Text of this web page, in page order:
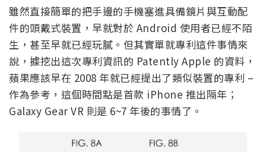
雖然直接簡單的把手邊的手機塞進具備鏡片與互動配
件的頭戴式裝置，早就對於 Android 使用者已經不陌
生，甚至早就已經玩膩。但其實單就專利這件事情來
說，據挖出這次專利資訊的 Patently Apple 的資料，
蘋果應該早在 2008 年就已經提出了類似裝置的專利 –
作為參考，這個時間點是首款 iPhone 推出隔年；
Galaxy Gear VR 則是 6~7 年後的事情了。